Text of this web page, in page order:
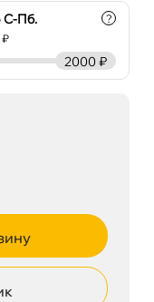
С-Пб.
₽
?
2000 ₽
07.08